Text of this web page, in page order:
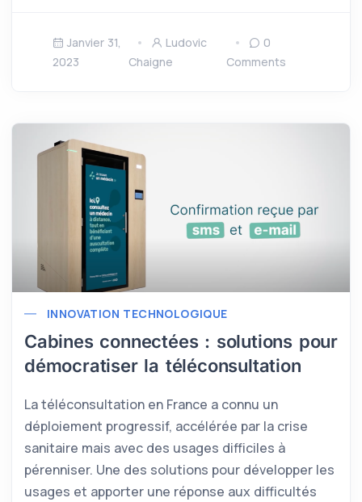
Janvier 31,
2023
Ludovic
Chaigne
0
Comments
INNOVATION TECHNOLOGIQUE
Cabines connectées : solutions pour
démocratiser la téléconsultation
La téléconsultation en France a connu un
déploiement progressif, accélérée par la crise
sanitaire mais avec des usages difficiles à
pérenniser. Une des solutions pour développer les
usages et apporter une réponse aux difficultés